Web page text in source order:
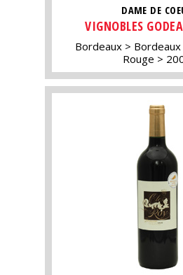
DAME DE
VIGNOBLES
Bordeaux
Rouge